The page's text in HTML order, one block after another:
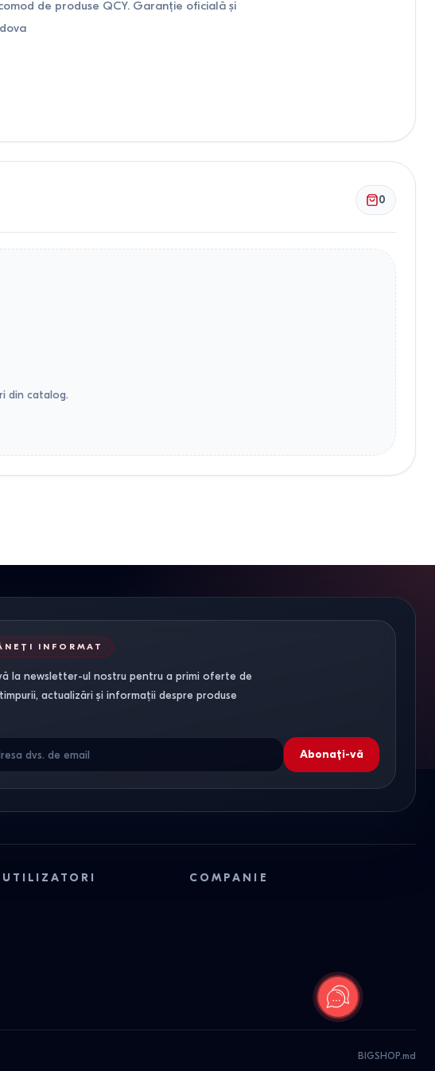
de produse QCY. Garanție oficială și
0
din catalog.
INFORMAT
la newsletter-ul nostru pentru a primi oferte de
actualizări și informații despre produse
Abonați-vă
COMPANIE
BIGSHOP.md